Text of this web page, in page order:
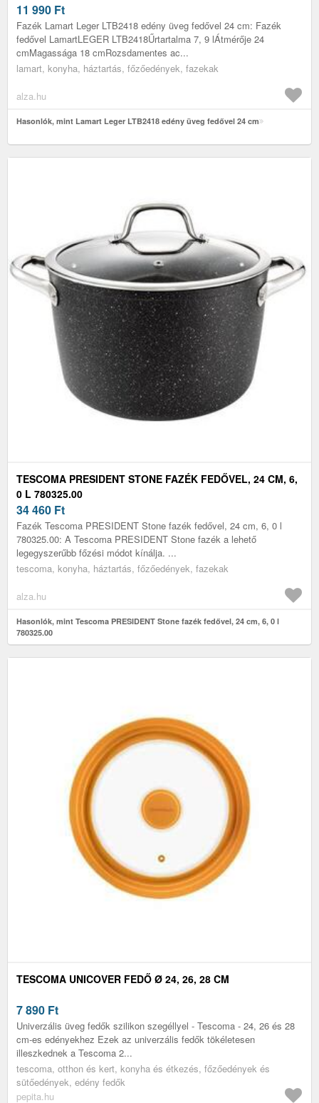
11 990 Ft
Fazék Lamart Leger LTB2418 edény üveg fedővel 24 cm: Fazék
fedővel LamartLEGER LTB2418Űrtartalma 7, 9 lÁtmérője 24
cmMagassága 18 cmRozsdamentes ac...
lamart, konyha, háztartás, főzőedények, fazekak
alza.hu
Hasonlók, mint Lamart Leger LTB2418 edény üveg fedővel 24 cm
TESCOMA PRESIDENT STONE FAZÉK FEDŐVEL, 24 CM, 6,
0 L 780325.00
34 460 Ft
Fazék Tescoma PRESIDENT Stone fazék fedővel, 24 cm, 6, 0 l
780325.00: A Tescoma PRESIDENT Stone fazék a lehető
legegyszerűbb főzési módot kínálja. ...
tescoma, konyha, háztartás, főzőedények, fazekak
alza.hu
Hasonlók, mint Tescoma PRESIDENT Stone fazék fedővel, 24 cm, 6, 0 l
780325.00
TESCOMA UNICOVER FEDŐ Ø 24, 26, 28 CM
7 890 Ft
Univerzális üveg fedők szilikon szegéllyel - Tescoma - 24, 26 és 28
cm-es edényekhez Ezek az univerzális fedők tökéletesen
illeszkednek a Tescoma 2...
tescoma, otthon és kert, konyha és étkezés, főzőedények és
sütőedények, edény fedők
pepita.hu